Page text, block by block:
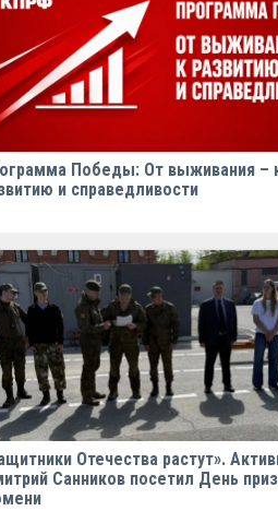
Победы: От выживания –
и справедливости
Отечества растут».
Санников посетил День